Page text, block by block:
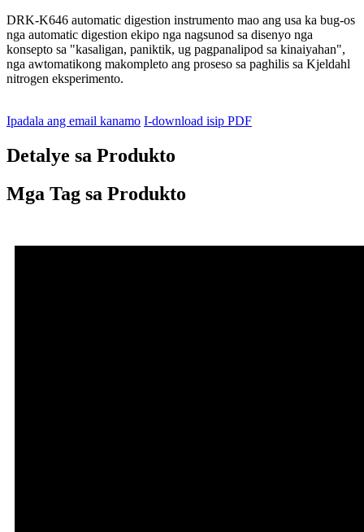
DRK-K646 automatic digestion instrumento mao ang usa ka bug-os
nga automatic digestion ekipo nga nagsunod sa disenyo nga
konsepto sa "kasaligan, paniktik, ug pagpanalipod sa kinaiyahan",
nga awtomatikong makompleto ang proseso sa paghilis sa Kjeldahl
nitrogen eksperimento.
Ipadala ang email kanamo I-download isip PDF
Detalye sa Produkto
Mga Tag sa Produkto